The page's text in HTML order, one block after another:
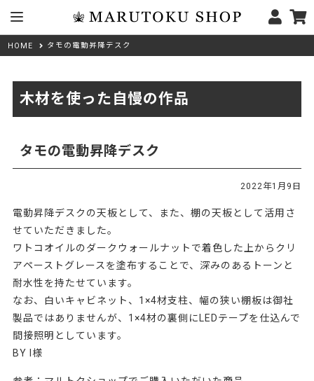
HOME タモの電動昇降デスク
木材を使った自慢の作品
タモの電動昇降デスク
2022年1月9日
電動昇降デスクの天板として、また、棚の天板として活用さ
せていただきました。
ワトコオイルのダークウォールナットで着色した上からクリ
アペーストグレースを塗布することで、深みのあるトーンと
耐水性を持たせています。
なお、白いキャビネット、1×4材支柱、幅の狭い棚板は御社
製品ではありませんが、1×4材の裏側にLEDテープを仕込んで
間接照明としています。
BY I様